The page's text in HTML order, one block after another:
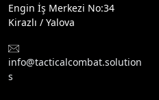
Engin İş Merkezi No:34
Kirazlı / Yalova
info@tacticalcombat.solution
s